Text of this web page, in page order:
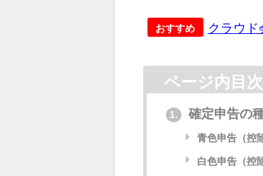
おすすめ クラウド
ページ内目次
1. 確定申告の
青色申告（控
白色申告（控